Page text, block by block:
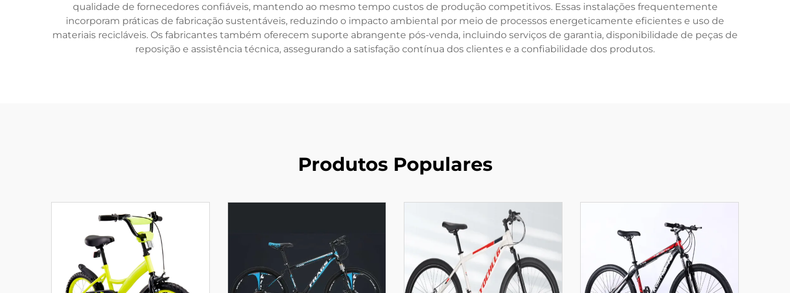
qualidade de fornecedores confiáveis, mantendo ao mesmo tempo custos de produção competitivos. Essas instalações frequentemente
incorporam práticas de fabricação sustentáveis, reduzindo o impacto ambiental por meio de processos energeticamente eficientes e uso de
materiais recicláveis. Os fabricantes também oferecem suporte abrangente pós-venda, incluindo serviços de garantia, disponibilidade de peças de
reposição e assistência técnica, assegurando a satisfação contínua dos clientes e a confiabilidade dos produtos.
Produtos Populares